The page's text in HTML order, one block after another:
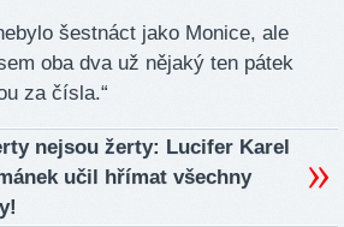
šestnáct jako Monice, ale
oba dva už nějaký ten pátek
za čísla.“
nejsou žerty: Lucifer Karel
učil hřímat všechny